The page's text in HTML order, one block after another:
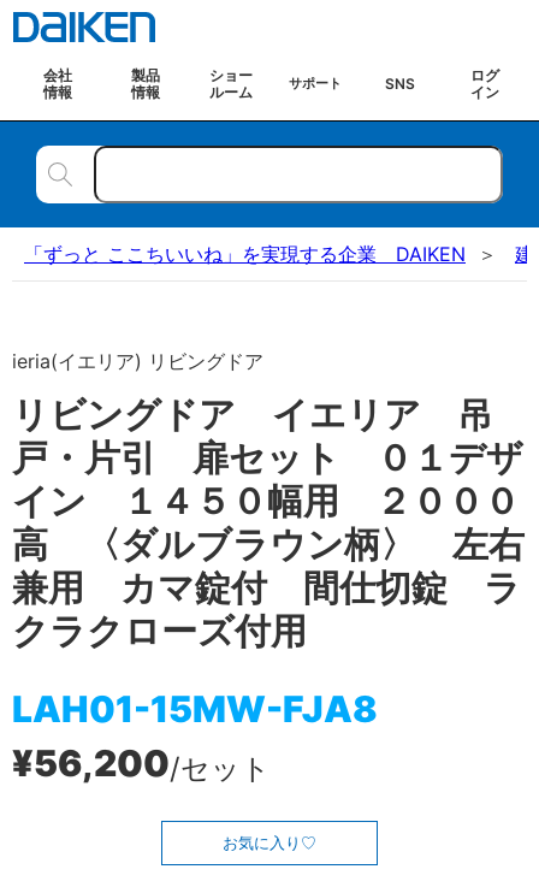
会社
情報
製品
情報
ショー
ルーム
サポート SNS
ログ
イン
「ずっと ここちいいね」を実現する企業 DAIKEN 建
ieria(イエリア) リビングドア
リビングドア イエリア 吊
戸・片引 扉セット ０１デザ
イン １４５０幅用 ２０００
高 〈ダルブラウン柄〉 左右
兼用 カマ錠付 間仕切錠 ラ
クラクローズ付用
LAH01-15MW-FJA8
¥56,200/セット
お気に入り